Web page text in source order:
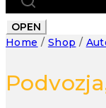
OPEN
Home / Shop /